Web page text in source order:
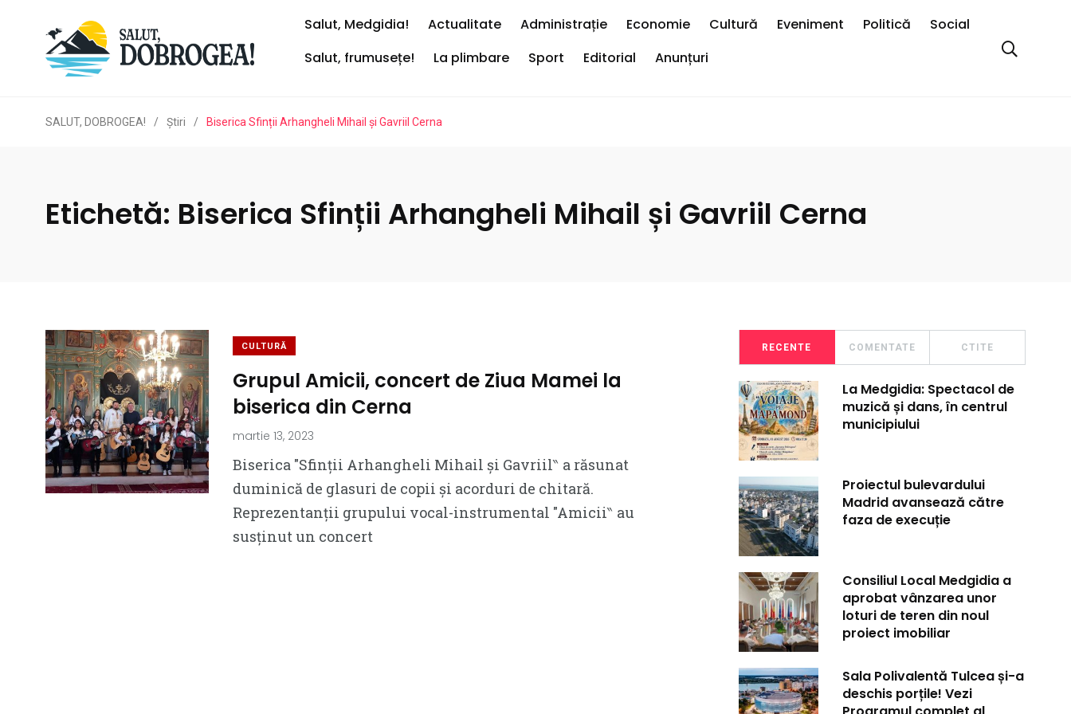
Salut, Medgidia! Actualitate Administrație Economie Cultură Eveniment Politică
Social
Salut, frumusețe!
La plimbare Sport Editorial Anunțuri
SALUT, DOBROGEA! / Ştiri / Biserica Sfinții Arhangheli Mihail și Gavriil Cerna
Etichetă: Biserica Sfinții Arhangheli Mihail și Gavriil Cerna
CULTURĂ
Grupul Amicii, concert de Ziua Mamei la
biserica din Cerna
martie 13, 2023
Biserica ″Sfinții Arhangheli Mihail și Gavriil‶ a răsunat
duminică de glasuri de copii și acorduri de chitară.
Reprezentanții grupului vocal-instrumental ″Amicii‶ au
susținut un concert
RECENTE COMENTATE CTITE
La Medgidia: Spectacol de
muzică și dans, în centrul
municipiului
Proiectul bulevardului
Madrid avansează către
faza de execuție
Consiliul Local Medgidia a
aprobat vânzarea unor
loturi de teren din noul
proiect imobiliar
Sala Polivalentă Tulcea și-a
deschis porțile! Vezi